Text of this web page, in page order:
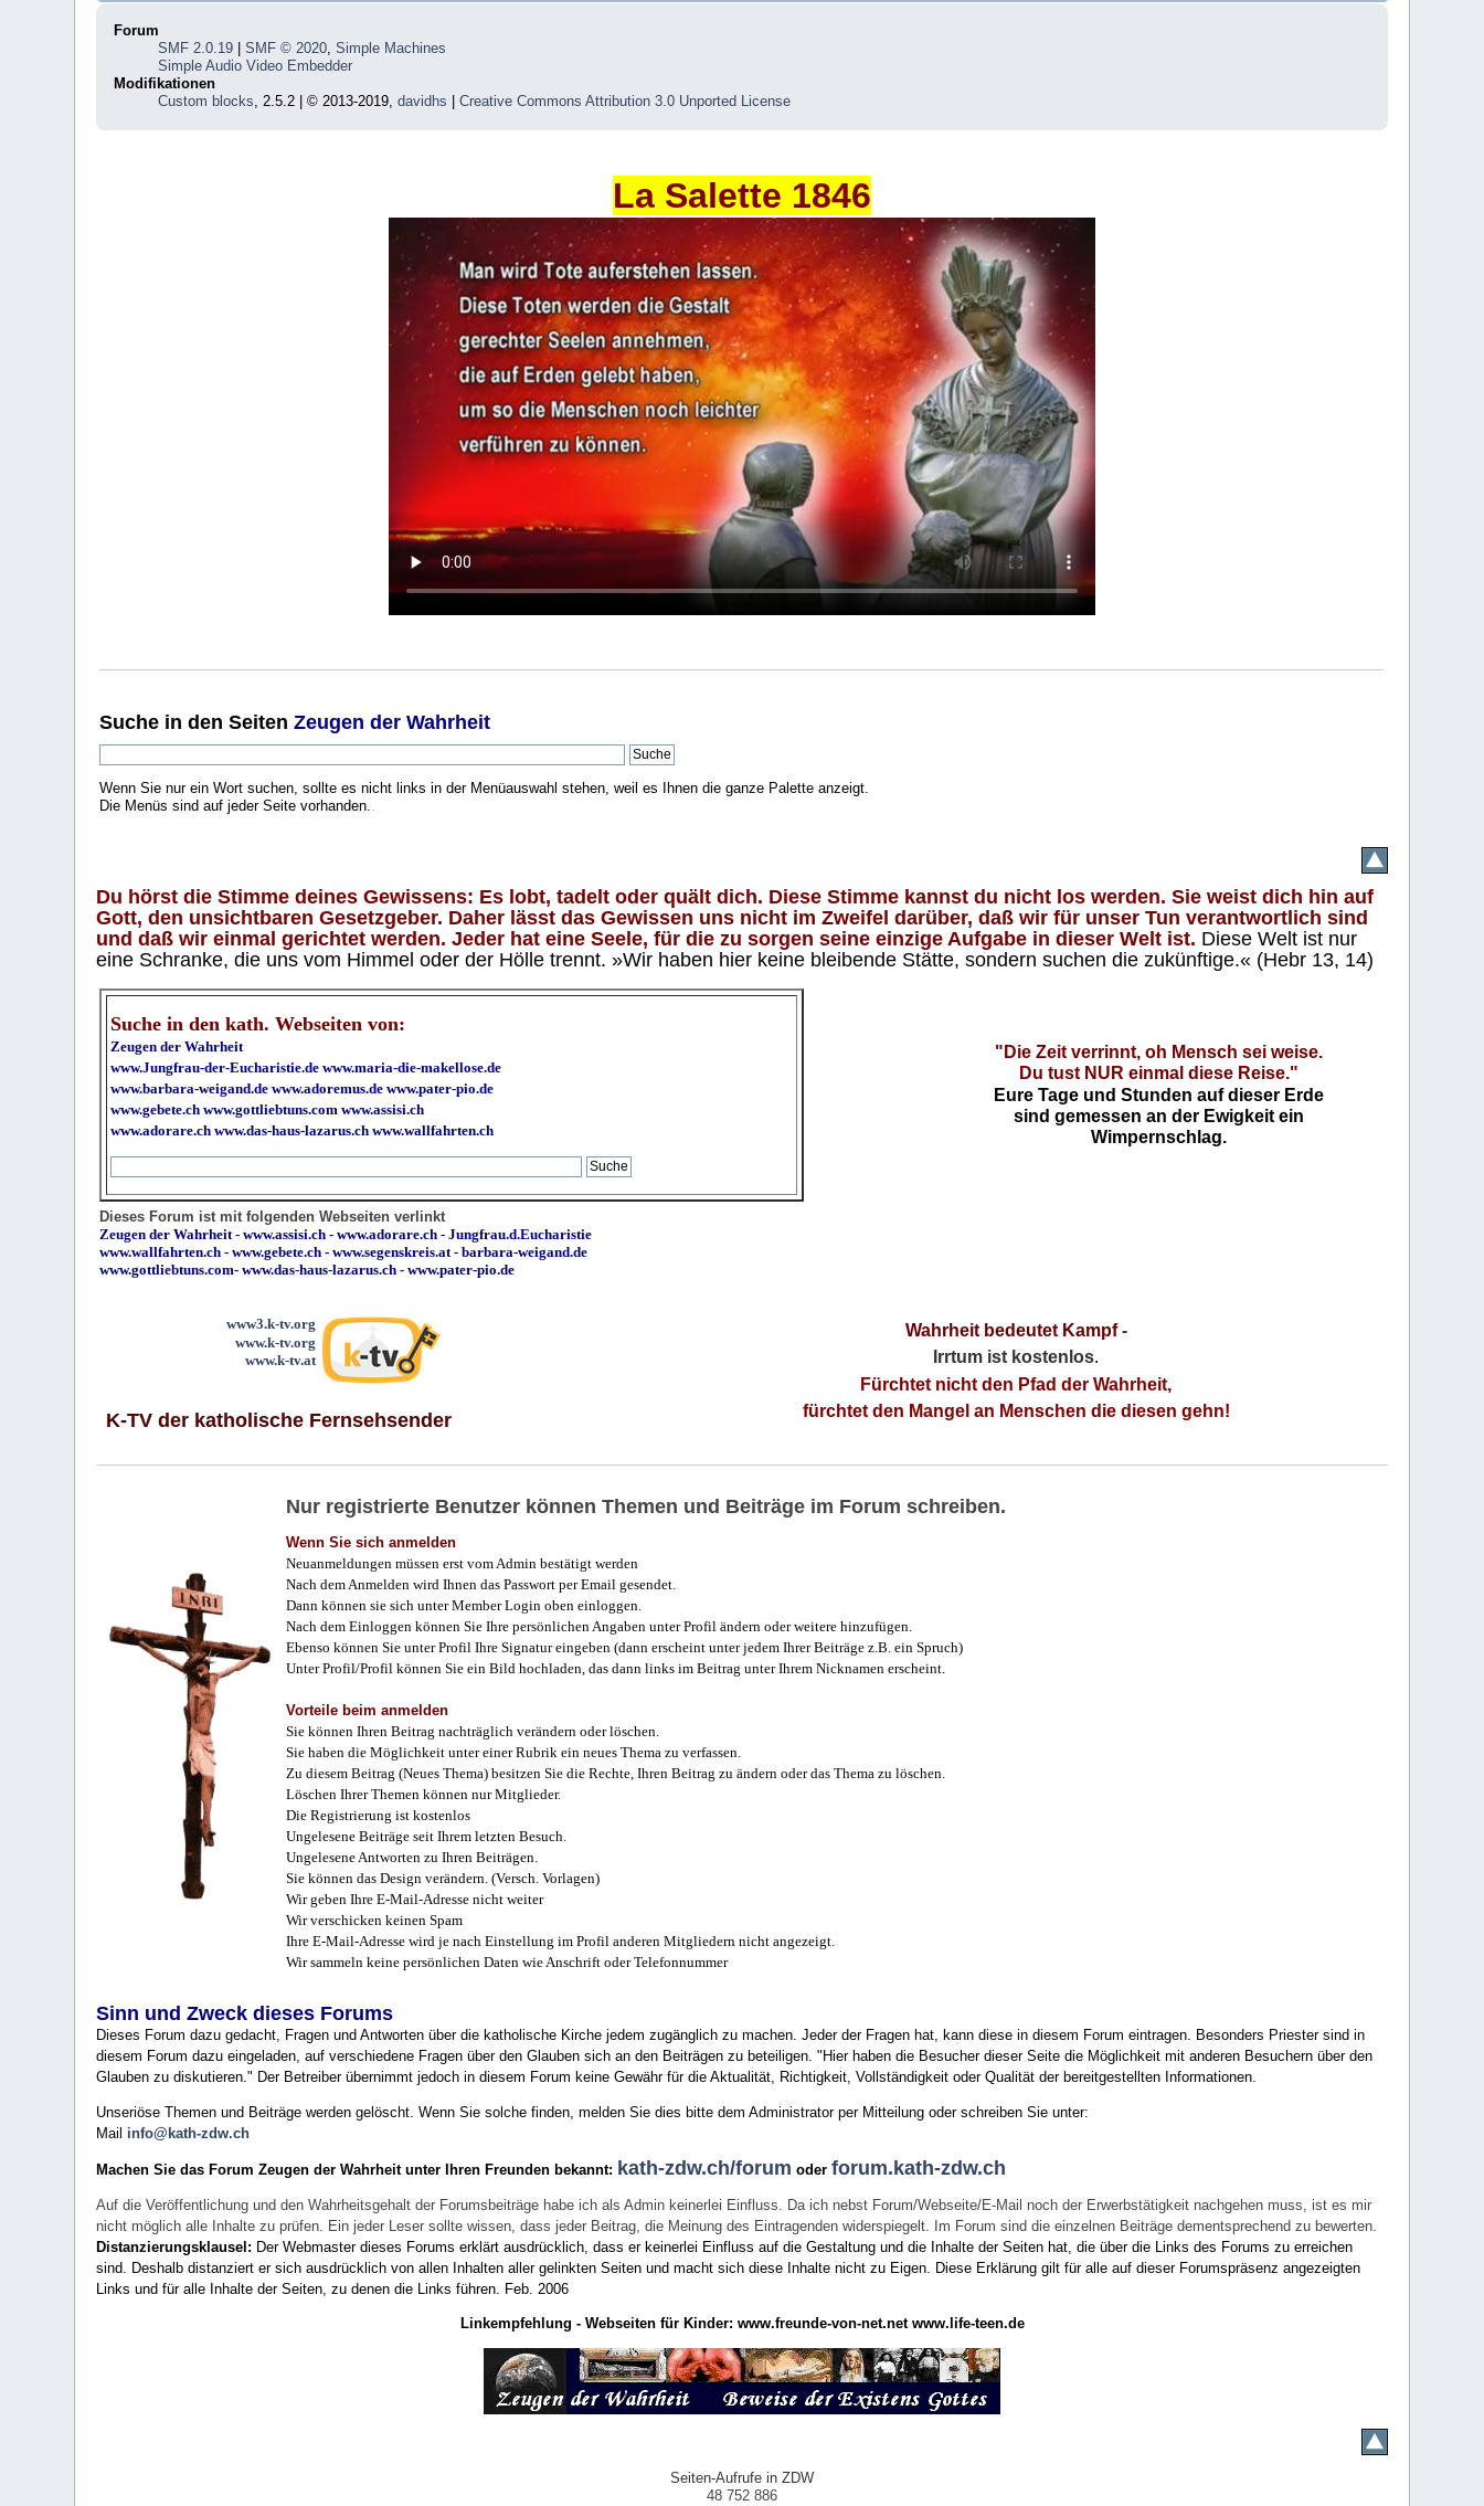
Forum
SMF 2.0.19| SMF © 2020, Simple Machines
Simple Audio Video Embedder
Modifikationen
Custom blocks, 2.5.2 | © 2013-2019, davidhs Creative Commons Attribution 3.0 Unported License
La Salette 1846
Suche in den SeitenZeugen der Wahrheit
Wenn Sie nur ein Wort suchen, sollte es nicht links in der Menüauswahl stehen, weil es Ihnen die ganze Palette anzeigt.
Die Menüs sind auf jeder Seite vorhanden..
Du hörst die Stimme deines Gewissens: Es lobt, tadelt oder quält dich. Diese Stimme kannst du nicht los werden. Sie weist dich hin auf
Gott, den unsichtbaren Gesetzgeber. Daher lässt das Gewissen uns nicht im Zweifel darüber, daß wir für unser Tun verantwortlich sind
und daß wir einmal gerichtet werden. Jeder hat eine Seele, für die zu sorgen seine einzige Aufgabe in dieser Welt ist. Diese Welt ist nur
eine Schranke, die uns vom Himmel oder der Hölle trennt. »Wir haben hier keine bleibende Stätte, sondern suchen die zukünftige.« (Hebr 13, 14)
Suche in den kath. Webseiten von:
Zeugen der Wahrheit
www.Jungfrau-der-Eucharistie.de www.maria-die-makellose.de
www.barbara-weigand.de www.adoremus.de www.pater-pio.de
www.gebete.ch www.gottliebtuns.com www.assisi.ch
www.adorare.ch www.das-haus-lazarus.ch www.wallfahrten.ch
"Die Zeit verrinnt, oh Mensch sei weise.
Du tust NUR einmal diese Reise."
Eure Tage und Stunden auf dieser Erde
sind gemessen an der Ewigkeit ein
Wimpernschlag.
Dieses Forum ist mit folgenden Webseiten verlinkt
Zeugen der Wahrheit-www.assisi.ch -www.adorare.ch -Jungfrau.d.Eucharistie
www.wallfahrten.ch -www.gebete.ch -www.segenskreis.at-barbara-weigand.de
www.gottliebtuns.com-www.das-haus-lazarus.ch - www.pater-pio.de
www3.k-tv.org
www.k-tv.org
www.k-tv.at
K-TV der katholische Fernsehsender
Wahrheit bedeutet Kampf-
Irrtum ist kostenlos.
Fürchtet nicht den Pfad der Wahrheit,
fürchtet den Mangel an Menschen die diesen gehn!
Nur registrierte Benutzer können Themen und Beiträge im Forum schreiben.
Wenn Sie sich anmelden
Neuanmeldungen müssen erst vom Admin bestätigt werden
Nach dem Anmelden wird Ihnen das Passwort per Email gesendet.
Dann können sie sich unter Member Login oben einloggen.
Nach dem Einloggen können Sie Ihre persönlichen Angaben unter Profil ändern oder weitere hinzufügen.
Ebenso können Sie unter Profil Ihre Signatur eingeben (dann erscheint unter jedem Ihrer Beiträge z.B. ein Spruch)
Unter Profil/Profil können Sie ein Bild hochladen, das dann links im Beitrag unter Ihrem Nicknamen erscheint.
Vorteile beim anmelden
Sie können Ihren Beitrag nachträglich verändern oder löschen.
Sie haben die Möglichkeit unter einer Rubrik ein neues Thema zu verfassen.
Zu diesem Beitrag (Neues Thema) besitzen Sie die Rechte, Ihren Beitrag zu ändern oder das Thema zu löschen.
Löschen Ihrer Themen können nur Mitglieder.
Die Registrierung ist kostenlos
Ungelesene Beiträge seit Ihrem letzten Besuch.
Ungelesene Antworten zu Ihren Beiträgen.
Sie können das Design verändern. (Versch. Vorlagen)
Wir geben Ihre E-Mail-Adresse nicht weiter
Wir verschicken keinen Spam
Ihre E-Mail-Adresse wird je nach Einstellung im Profil anderen Mitgliedern nicht angezeigt.
Wir sammeln keine persönlichen Daten wie Anschrift oder Telefonnummer
Sinn und Zweck dieses Forums
Dieses Forum dazu gedacht, Fragen und Antworten über die katholische Kirche jedem zugänglich zu machen. Jeder der Fragen hat, kann diese in diesem Forum eintragen. Besonders Priester sind in
diesem Forum dazu eingeladen, auf verschiedene Fragen über den Glauben sich an den Beiträgen zu beteiligen. "Hier haben die Besucher dieser Seite die Möglichkeit mit anderen Besuchern über den
Glauben zu diskutieren." Der Betreiber übernimmt jedoch in diesem Forum keine Gewähr für die Aktualität, Richtigkeit, Vollständigkeit oder Qualität der bereitgestellten Informationen.
Unseriöse Themen und Beiträge werden gelöscht. Wenn Sie solche finden, melden Sie dies bitte dem Administrator per Mitteilung oder schreiben Sie unter:
Mail info@kath-zdw.ch
Machen Sie das Forum Zeugen der Wahrheit unter Ihren Freunden bekannt: kath-zdw.ch/forum oderforum.kath-zdw.ch
Auf die Veröffentlichung und den Wahrheitsgehalt der Forumsbeiträge habe ich als Admin keinerlei Einfluss. Da ich nebst Forum/Webseite/E-Mail noch der Erwerbstätigkeit nachgehen muss, ist es mir
nicht möglich alle Inhalte zu prüfen. Ein jeder Leser sollte wissen, dass jeder Beitrag, die Meinung des Eintragenden widerspiegelt. Im Forum sind die einzelnen Beiträge dementsprechend zu bewerten.
Distanzierungsklausel: Der Webmaster dieses Forums erklärt ausdrücklich, dass er keinerlei Einfluss auf die Gestaltung und die Inhalte der Seiten hat, die über die Links des Forums zu erreichen
sind. Deshalb distanziert er sich ausdrücklich von allen Inhalten aller gelinkten Seiten und macht sich diese Inhalte nicht zu Eigen. Diese Erklärung gilt für alle auf dieser Forumspräsenz angezeigten
Links und für alle Inhalte der Seiten, zu denen die Links führen. Feb. 2006
Linkempfehlung - Webseiten für Kinder: www.freunde-von-net.net www.life-teen.de
Seiten-Aufrufe in ZDW
48 752 886